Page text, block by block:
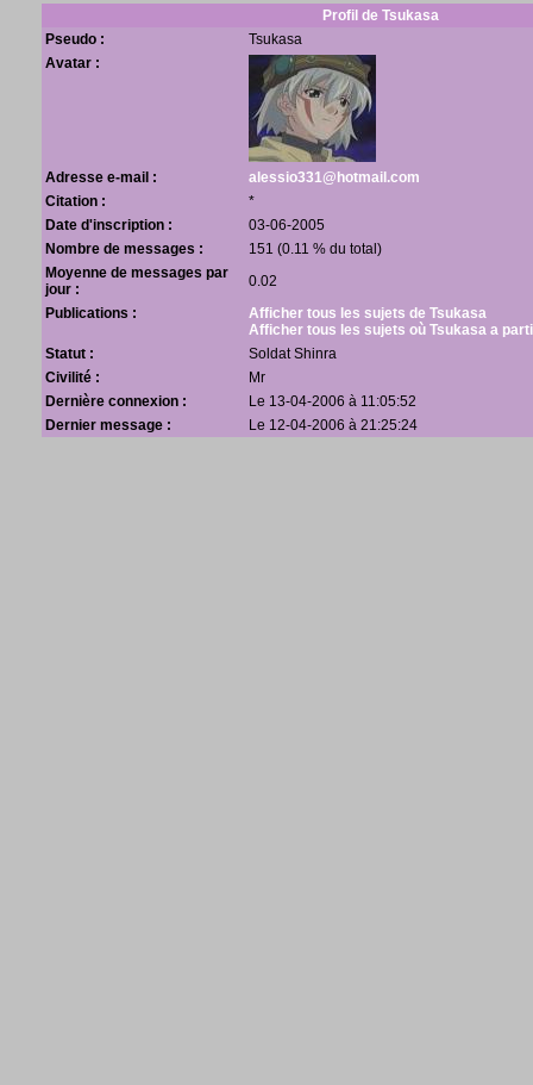
Profil de Tsukasa
Pseudo :
Tsukasa
Avatar :
Adresse e-mail :
alessio331@hotmail.com
Citation :
*
Date d'inscription :
03-06-2005
Nombre de messages :
151 (0.11 % du total)
Moyenne de messages par
jour :
0.02
Publications :
Afficher tous les sujets de Tsukasa
Afficher tous les sujets où Tsukasa a
Statut :
Soldat Shinra
Civilité :
Mr
Dernière connexion :
Le 13-04-2006 à 11:05:52
Dernier message :
Le 12-04-2006 à 21:25:24